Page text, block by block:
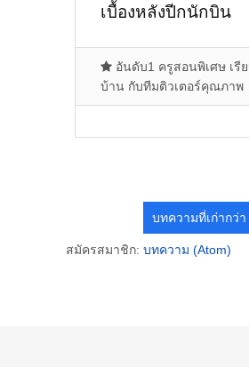
เบื้องหลังปีกนักบิน
อันดับ1 ครูสอนพิเศษ เรี
บ้าน กับทีมติวเตอร์คุณภาพ
บทความที่เก่ากว่า
สมัครสมาชิก: บทความ (Atom)